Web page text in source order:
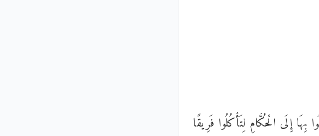
بِهَا إِلَى الْحُكَّامِ لِتَأْكُلُوا فَرِيقًا